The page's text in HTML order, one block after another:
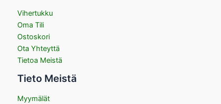
Vihertukku
Oma Tili
Ostoskori
Ota Yhteyttä
Tietoa Meistä
Tieto Meistä
Myymälät